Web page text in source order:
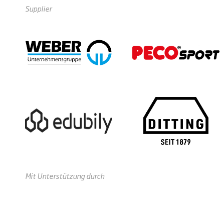
Supplier
Mit Unterstützung durch